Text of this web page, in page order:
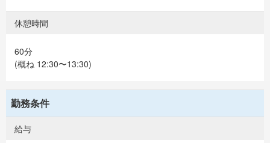
休憩時間
60分
(概ね 12:30〜13:30)
勤務条件
給与